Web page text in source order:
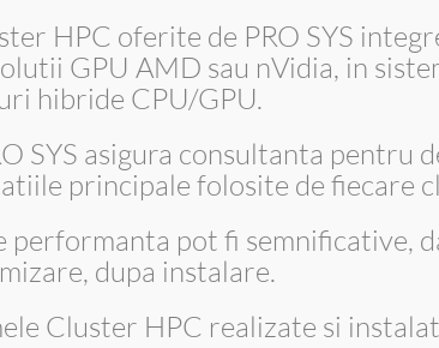
HPC oferite de PRO SYS
GPU AMD sau nVidia, in
hibride CPU/GPU.
SYS asigura consultanta
principale folosite de fiecare
performanta pot fi semnificative,
dupa instalare.
Cluster HPC realizate si